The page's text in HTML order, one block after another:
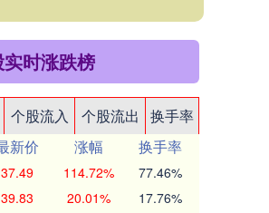
时涨跌榜
个股流入 个股流出
换手率
新价 涨幅
换手率
37.49 114.72% 77.46%
39.83 20.01% 17.76%